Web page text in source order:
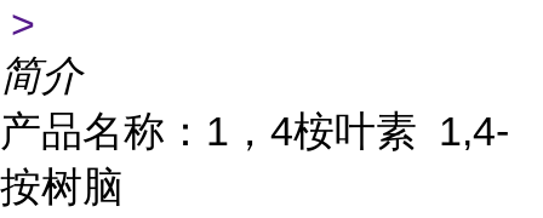
>
简介
产品名称：1，4桉叶素 1,4-
按树脑